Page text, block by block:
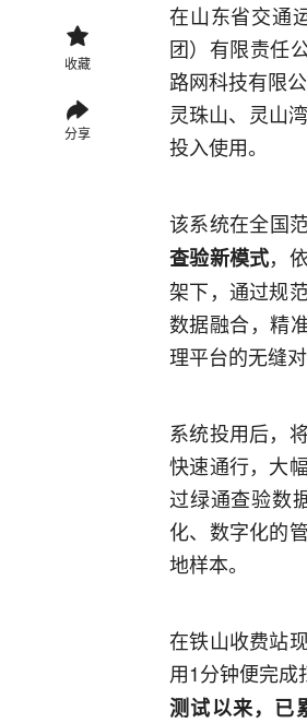
收藏
分享
在山东省交通
团）有限责任
路网科技有限
灵珠山、灵山
投入使用。
该系统在全国
查验新模式，
架下，通过规
数据融合，精
理平台的无缝对
系统投用后，
快速通行，大
过绿通查验数
化、数字化的
地样本。
在铁山收费站
用1分钟便完成
测试以来，已